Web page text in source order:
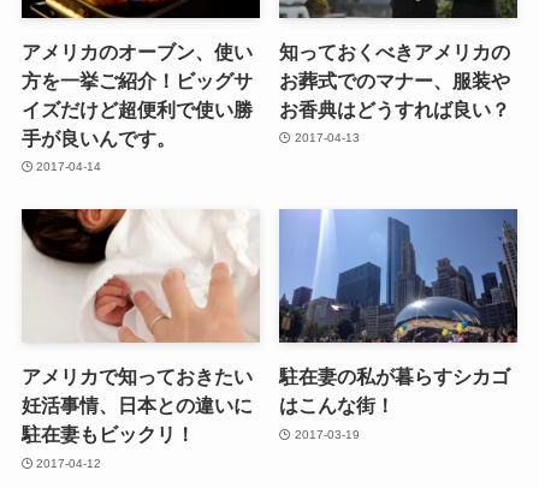
アメリカのオーブン、使い
方を一挙ご紹介！ビッグサ
イズだけど超便利で使い勝
手が良いんです。
2017-04-14
知っておくべきアメリカの
お葬式でのマナー、服装や
お香典はどうすれば良い？
2017-04-13
アメリカで知っておきたい
妊活事情、日本との違いに
駐在妻もビックリ！
2017-04-12
駐在妻の私が暮らすシカゴ
はこんな街！
2017-03-19